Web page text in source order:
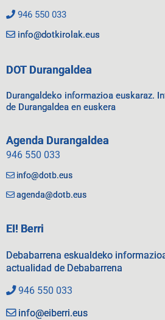
946 550 033
info@dotkirolak.eus
DOT Durangaldea
Durangaldeko informazioa euskaraz.
de Durangaldea en euskera
Agenda Durangaldea
946 550 033
info@dotb.eus
agenda@dotb.eus
EI! Berri
Debabarrena eskualdeko
actualidad de Debabarrena
946 550 033
info@eiberri.eus